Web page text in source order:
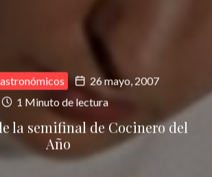
26 mayo, 2007
1 Minuto de lectura
la semifinal de Cocinero del
Año